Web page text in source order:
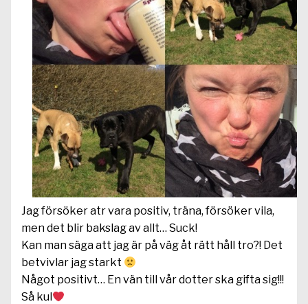
Jag försöker atr vara positiv, träna, försöker vila,
men det blir bakslag av allt… Suck!
Kan man säga att jag är på väg åt rätt håll tro?! Det
betvivlar jag starkt
Något positivt… En vän till vår dotter ska gifta sig!!!
Så kul